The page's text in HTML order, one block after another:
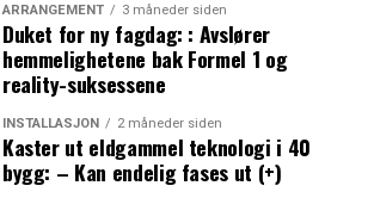
ARRANGEMENT 3 måneder siden
Duket for ny fagdag: : Avslører
hemmelighetene bak Formel 1 og
reality-suksessene
INSTALLASJON 2 måneder siden
Kaster ut eldgammel teknologi i 40
bygg: – Kan endelig fases ut (+)